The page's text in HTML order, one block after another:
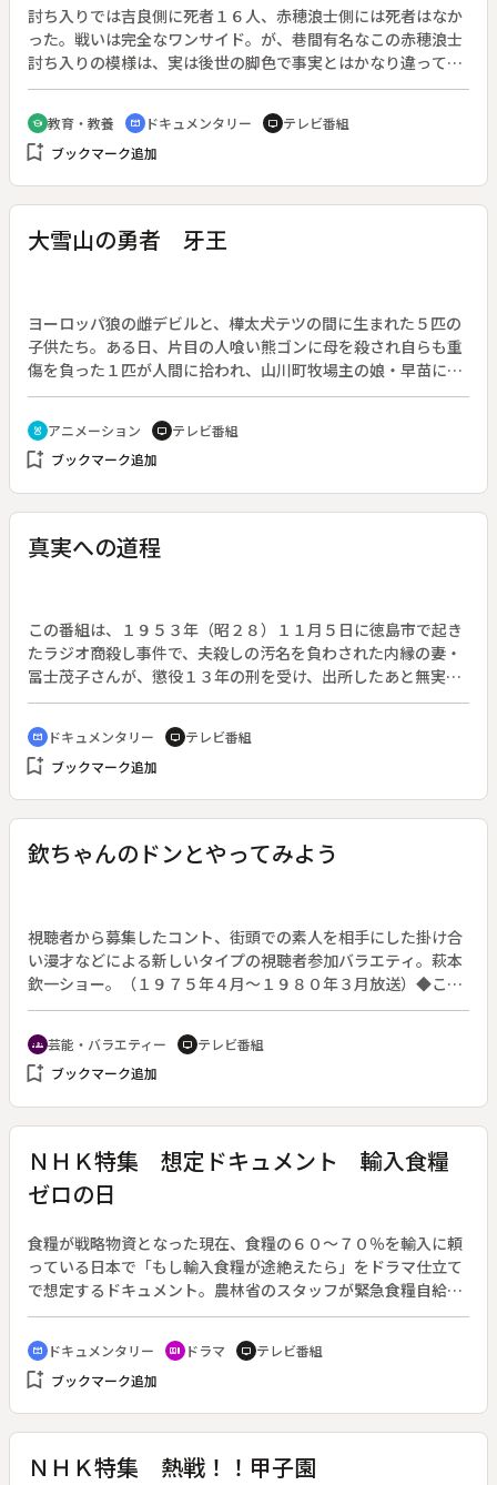
討ち入りでは吉良側に死者１６人、赤穂浪士側には死者はなか
った。戦いは完全なワンサイド。が、巷間有名なこの赤穂浪士
討ち入りの模様は、実は後世の脚色で事実とはかなり違ってい
る。史料をもとに“実説・討ち入り”を紹介。また、上杉家は早
くから吉良への援助の手を引いていたほか、幕府も意図をもっ
て討ち入りを黙認していたという新・真説も提示する。
school 教育・教養 cinematic_blur ドキュメンタリー tv テレビ番組
bookmark_add ブックマーク追加
大雪山の勇者 牙王
ヨーロッパ狼の雌デビルと、樺太犬テツの間に生まれた５匹の
子供たち。ある日、片目の人喰い熊ゴンに母を殺され自らも重
傷を負った１匹が人間に拾われ、山川町牧場主の娘・早苗に育
てられることに。滝の下流で見つけられたためにその名はタ
キ。早苗の愛情に包まれた平和な日々の中にも、犬の利口さと
大胆さ、狼の素早さと用心深さを受け継いだタキの野生の本能
は隠れようもなく、多くの訓練を経て大雪山の王者となる。そ
語」。（１９７８年９月２３日放送）
cruelty_free アニメーション tv テレビ番組
bookmark_add ブックマーク追加
真実への道程
この番組は、１９５３年（昭２８）１１月５日に徳島市で起き
たラジオ商殺し事件で、夫殺しの汚名を負わされた内縁の妻・
冨士茂子さんが、懲役１３年の刑を受け、出所したあと無実を
主張して第５次の再審請求を進める運動の記録。番組は、事件
を振り返り、裁判に関係した人たちの声をもう一度聞くことか
ら始まる。当時の２人の住み込み店員の「目撃証言」が犯人宣
告の決め手になったのだが、その一人がこの番組の中で「検察
（昭５４）１１月１５日病死するが、日本の刑事裁判史上初の
「死後再審」が確定し、徳島地方裁判所のやりなおし裁判で１
９８５年（昭６０）７月９日、無罪判決が出た。番組が放送さ
cinematic_blur ドキュメンタリー tv テレビ番組
bookmark_add ブックマーク追加
欽ちゃんのドンとやってみよう
視聴者から募集したコント、街頭での素人を相手にした掛け合
い漫才などによる新しいタイプの視聴者参加バラエティ。萩本
欽一ショー。（１９７５年４月～１９８０年３月放送）◆この
回は９月からの番組再開を前に、欽ちゃんが欽ドン劇団の爆笑
名場面を振り返るという特集番組。時代劇コント、スター芸能
人との挨拶、歌謡リクエスト、民謡稽古などのコーナーで構
成。
groups 芸能・バラエティー tv テレビ番組
bookmark_add ブックマーク追加
ＮＨＫ特集 想定ドキュメント 輸入食糧
ゼロの日
食糧が戦略物資となった現在、食糧の６０～７０％を輸入に頼
っている日本で「もし輸入食糧が途絶えたら」をドラマ仕立て
で想定するドキュメント。農林省のスタッフが緊急食糧自給対
策を点検・分析した結果を示し、豊かな暮らしの裏に隠された
大きな問題を提起する。
cinematic_blur ドキュメンタリー recent_actors ドラマ tv テレビ番組
bookmark_add ブックマーク追加
ＮＨＫ特集 熱戦！！甲子園